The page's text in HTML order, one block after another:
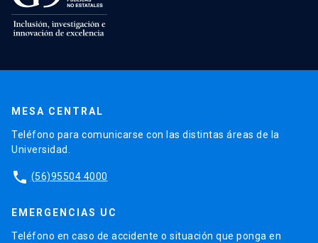
MESA CENTRAL
Teléfono para comunicarse con las distintas áreas de la
Universidad.
phone (56)95504 4000
EMERGENCIAS UC
Teléfono en caso de accidente o situación que ponga en